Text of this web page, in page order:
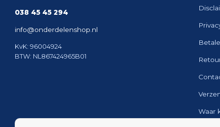
038 45 45 294
info@onderdelenshop.nl
KvK: 96004924
BTW: NL867424965B01
Waar